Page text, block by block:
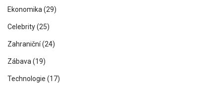
Ekonomika (29)
Celebrity(25)
Zahraniční(24)
Zábava (19)
Technologie (17)